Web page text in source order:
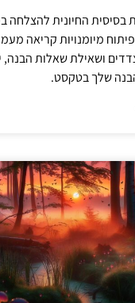
בסיסית החיונית להצלחה
מיומנויות קריאה
ושאילת שאלות הבנה,
שלך בטקסט.